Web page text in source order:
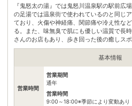
『鬼怒太の湯』では鬼怒川温泉駅の駅前広
の足湯では温泉街で使われているのと同じ
ており、火傷や神経痛、関節痛や冷え性な
る。また、味無臭で肌にも優しい温質で長
さんのお店もあり、歩き回った後の癒しスポ
基本情報
営業時間
営業期間
通年
営業時間
9:00～18:00※季節により変動あり